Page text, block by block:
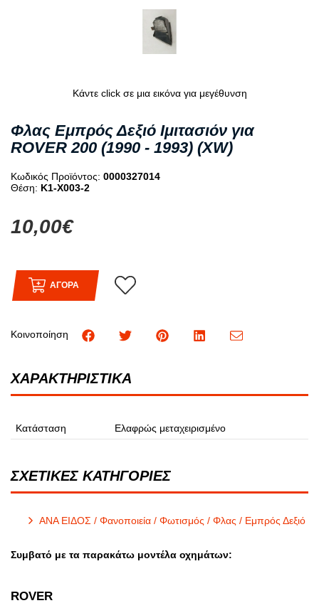
Κάντε click σε μια εικόνα για μεγέθυνση
Φλας Εμπρός Δεξιό Ιμιτασιόν για
ROVER 200 (1990 - 1993) (XW)
Κωδικός Προϊόντος: 0000327014
Θέση: K1-X003-2
10,00€
ΑΓΟΡΑ
Κοινοποίηση
ΧΑΡΑΚΤΗΡΙΣΤΙΚΑ
Κατάσταση Ελαφρώς μεταχειρισμένο
ΣΧΕΤΙΚΕΣ ΚΑΤΗΓΟΡΙΕΣ
ΑΝΑ ΕΙΔΟΣ / Φανοποιεία / Φωτισμός / Φλας / Εμπρός Δεξιό
Συμβατό με τα παρακάτω μοντέλα οχημάτων:
ROVER